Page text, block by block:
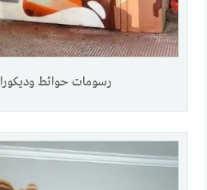
رسومات حوائط